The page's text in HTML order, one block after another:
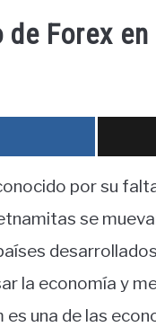
de Forex
por su
se
la economía y
una de las